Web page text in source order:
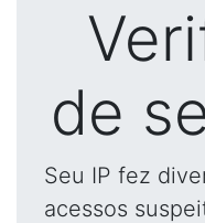
de
Seu IP fez
acessos